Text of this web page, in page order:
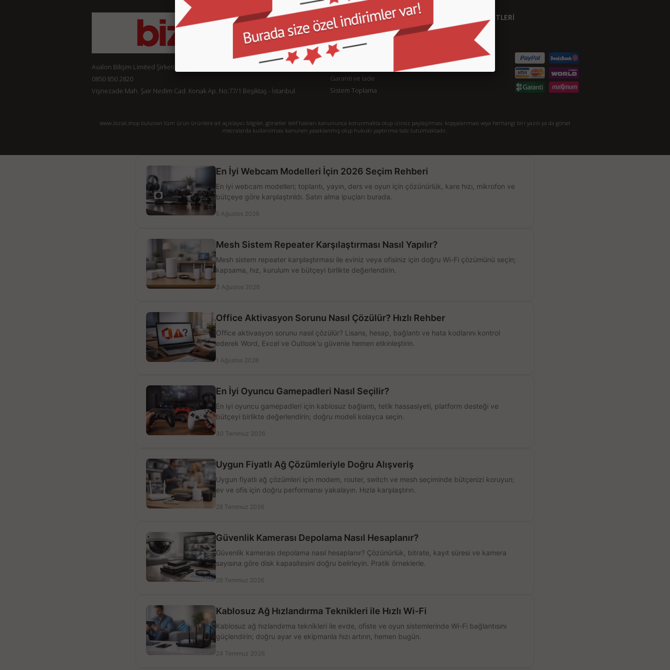
Avalon Bilişim Limited Şirketi
0850 850 2820
Vişnezade Mah. Şair Nedim Cad. Konak Ap. No:77/1 Beşiktaş - İstanbul
KURUMSAL
İletişim
Sipariş Takibi
Gizlilik ve Kullanım Şartları
Garanti ve İade
Sistem Toplama
MÜŞTERİ HİZMETLERİ
İletişim
Detaylı Arama
Hakkımızda
www.bizial.shop bulunan tüm ürün ürünlere ait açıklayıcı bilgiler, görseller telif hakları kanununca korunmakta olup izinsiz paylaşılması, kopyalanması veya herhangi biri yazılı ya da görsel
mecralarda kullanılması kanunen yasaklanmış olup hukuki yaptırıma tabi tutulmaktadır.
En İyi Webcam Modelleri İçin 2026 Seçim Rehberi
En iyi webcam modelleri; toplantı, yayın, ders ve oyun için çözünürlük, kare hızı, mikrofon ve
bütçeye göre karşılaştırıldı. Satın alma ipuçları burada.
5 Ağustos 2026
Mesh Sistem Repeater Karşılaştırması Nasıl Yapılır?
Mesh sistem repeater karşılaştırması ile eviniz veya ofisiniz için doğru Wi-Fi çözümünü seçin;
kapsama, hız, kurulum ve bütçeyi birlikte değerlendirin.
3 Ağustos 2026
Office Aktivasyon Sorunu Nasıl Çözülür? Hızlı Rehber
Office aktivasyon sorunu nasıl çözülür? Lisans, hesap, bağlantı ve hata kodlarını kontrol
ederek Word, Excel ve Outlook'u güvenle hemen etkinleştirin.
1 Ağustos 2026
En İyi Oyuncu Gamepadleri Nasıl Seçilir?
En iyi oyuncu gamepadleri için kablosuz bağlantı, tetik hassasiyeti, platform desteği ve
bütçeyi birlikte değerlendirin; doğru modeli kolayca seçin.
30 Temmuz 2026
Uygun Fiyatlı Ağ Çözümleriyle Doğru Alışveriş
Uygun fiyatlı ağ çözümleri için modem, router, switch ve mesh seçiminde bütçenizi koruyun;
ev ve ofis için doğru performansı yakalayın. Hızla karşılaştırın.
28 Temmuz 2026
Güvenlik Kamerası Depolama Nasıl Hesaplanır?
Güvenlik kamerası depolama nasıl hesaplanır? Çözünürlük, bitrate, kayıt süresi ve kamera
sayısına göre disk kapasitesini doğru belirleyin. Pratik örneklerle.
26 Temmuz 2026
Kablosuz Ağ Hızlandırma Teknikleri ile Hızlı Wi-Fi
Kablosuz ağ hızlandırma teknikleri ile evde, ofiste ve oyun sistemlerinde Wi-Fi bağlantısını
güçlendirin; doğru ayar ve ekipmanla hızı artırın, hemen bugün.
24 Temmuz 2026